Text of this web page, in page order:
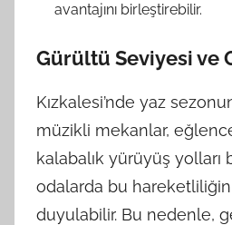
avantajını birleştirebilir.
Gürültü Seviyesi ve
Kızkalesi’nde yaz
müzikli mekanlar,
kalabalık yürüyüş yolları
odalarda bu
duyulabilir. Bu nedenle,